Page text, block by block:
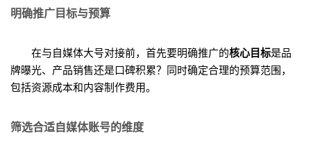
明确推广目标与预算
在与自媒体大号对接前，首先要明确推广的核心目标是品
牌曝光、产品销售还是口碑积累？同时确定合理的预算范围，
包括资源成本和内容制作费用。
筛选合适自媒体账号的维度